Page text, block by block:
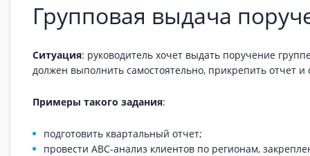
Групповая выдача
Ситуация: руководитель хочет выдать поручение
должен выполнить самостоятельно, прикрепить отчет
Примеры такого задания:
подготовить квартальный отчет;
провести ABC-анализ клиентов по регионам,